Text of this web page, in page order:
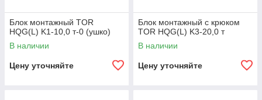
Блок монтажный TOR
HQG(L) K1-10,0 т-0 (ушко)
В наличии
Цену уточняйте
Блок монтажный с крюком
TOR HQG(L) K3-20,0 т
В наличии
Цену уточняйте